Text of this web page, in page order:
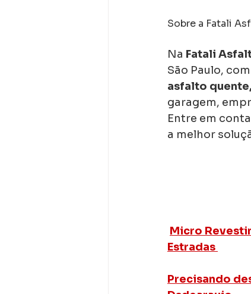
Sobre a Fatali
Na Fatali
São Paulo,
asfalto
garagem,
Entre em
a melhor
Micro
Estradas
Precisando